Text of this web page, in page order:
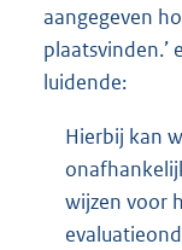
l
i
n
k
:
e
l
i
n
k
:
aangegeven
plaatsvinden.’
luidende:
Hierbij kan
wijzen voor